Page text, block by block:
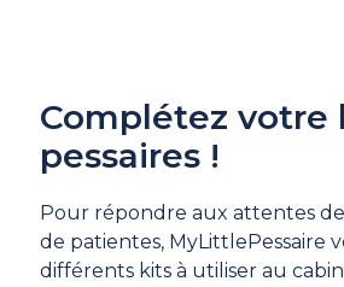
Complétez votre
pessaires !
Pour répondre aux attentes
de patientes, MyLittlePessaire
différents kits à utiliser au